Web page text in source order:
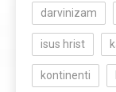
darvinizam
isus hrist
kontinenti